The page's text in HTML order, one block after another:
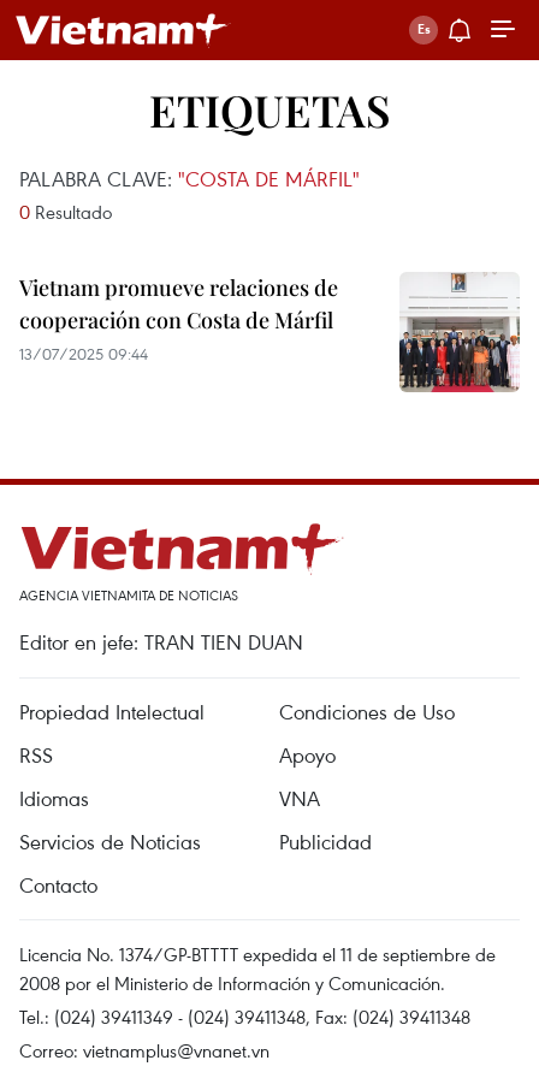
ETIQUETAS
PALABRA CLAVE: "COSTA DE MÁRFIL"
0 Resultado
Vietnam promueve relaciones de
cooperación con Costa de Márfil
13/07/2025 09:44
AGENCIA VIETNAMITA DE NOTICIAS
Editor en jefe: TRAN TIEN DUAN
Propiedad Intelectual
Condiciones de Uso
RSS
Apoyo
Idiomas
VNA
Servicios de Noticias
Publicidad
Contacto
Licencia No. 1374/GP-BTTTT expedida el 11 de septiembre de
2008 por el Ministerio de Información y Comunicación.
Tel.: (024) 39411349 - (024) 39411348, Fax: (024) 39411348
Correo: vietnamplus@vnanet.vn